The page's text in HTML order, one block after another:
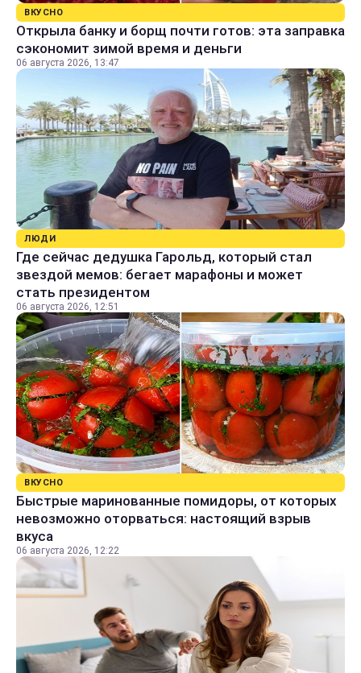
ВКУСНО
Открыла банку и борщ почти готов: эта заправка
сэкономит зимой время и деньги
06 августа 2026, 13:47
ЛЮДИ
Где сейчас дедушка Гарольд, который стал
звездой мемов: бегает марафоны и может
стать президентом
06 августа 2026, 12:51
ВКУСНО
Быстрые маринованные помидоры, от которых
невозможно оторваться: настоящий взрыв
вкуса
06 августа 2026, 12:22